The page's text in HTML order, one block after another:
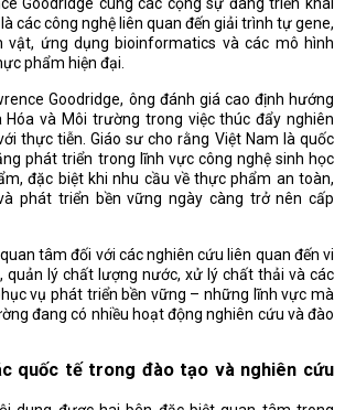
các công nghệ liên quan đến giải trình tự gene,
vật, ứng dụng bioinformatics và các mô hình
phẩm hiện đại.
Goodridge, ông đánh giá cao định hướng
Hóa và Môi trường trong việc thúc đẩy nghiên
thực tiễn. Giáo sư cho rằng Việt Nam là quốc
phát triển trong lĩnh vực công nghệ sinh học
đặc biệt khi nhu cầu về thực phẩm an toàn,
phát triển bền vững ngày càng trở nên cấp
tâm đối với các nghiên cứu liên quan đến vi
quản lý chất lượng nước, xử lý chất thải và các
vụ phát triển bền vững – những lĩnh vực mà
đang có nhiều hoạt động nghiên cứu và đào
quốc tế trong đào tạo và nghiên cứu